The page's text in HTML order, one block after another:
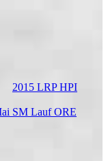
2015 LRP HPI